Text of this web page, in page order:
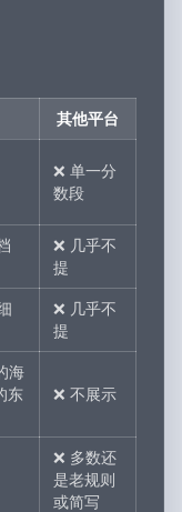
其他平台
❌ 单一分
数段
❌ 几乎不
提
❌ 几乎不
提
海
东
❌ 不展示
❌ 多数还
是老规则
或简写